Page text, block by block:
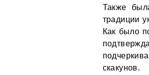
Также
традиции
Как было
скакунов.